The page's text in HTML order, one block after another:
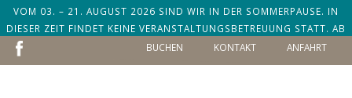
VOM 03. – 21. AUGUST 2026 SIND WIR IN DER SOMMERPAUSE. IN
DIESER ZEIT FINDET KEINE VERANSTALTUNGSBETREUUNG STATT. AB
DEM 24. AUGUST SIND WIR ZURÜCK!
NAVIGATION
ÜBERSPRINGEN
ANFAHRT
KONTAKT
BUCHEN